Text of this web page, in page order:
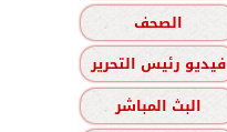
الصحف
فيديو رئيس التحرير
البث المباشر